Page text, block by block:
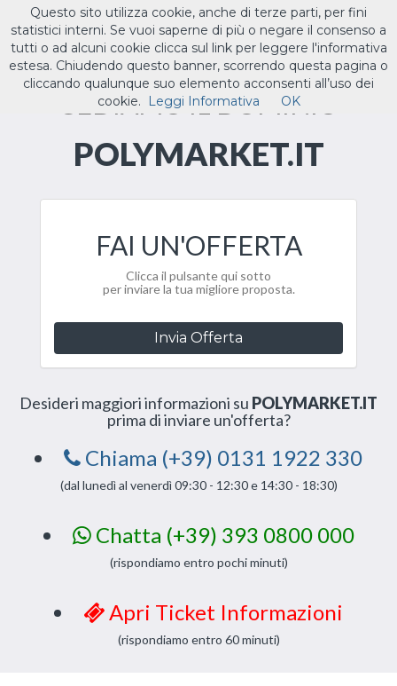
Toggle
ILTUO.IT
CEDIAMO IL DOMINIO
POLYMARKET.IT
FAI UN'OFFERTA
Clicca il pulsante qui sotto
per inviare la tua migliore proposta.
Invia Offerta
Desideri maggiori informazioni su POLYMARKET.IT
prima di inviare un'offerta?
Chiama (+39) 0131 1922 330
(dal lunedì al venerdì 09:30 - 12:30 e 14:30 - 18:30)
Chatta (+39) 393 0800 000
(rispondiamo entro pochi minuti)
Apri Ticket Informazioni
(rispondiamo entro 60 minuti)
Questo sito utilizza cookie, anche di terze parti, per fini
statistici interni. Se vuoi saperne di più o negare il consenso a
tutti o ad alcuni cookie clicca sul link per leggere l'informativa
estesa. Chiudendo questo banner, scorrendo questa pagina o
cliccando qualunque suo elemento acconsenti all’uso dei
cookie.
Leggi Informativa OK